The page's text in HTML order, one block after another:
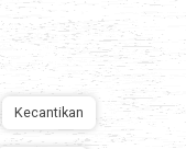
Kecantikan